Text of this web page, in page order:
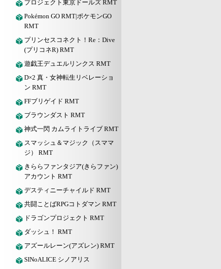
プロジェクト東京ドールズ RMT
Pokémon GO RMT|ポケモンGO
RMT
プリンセスコネクト！Re：Dive
(プリコネR) RMT
遊戯王デュエルリンクス RMT
D×2 真・女神転生リベレーショ
ン RMT
FFブリゲイド RMT
ブラウンダスト RMT
神式一閃 カムライトライブ RMT
スマッシュ＆マジック（スママ
ジ） RMT
きららファンタジア(きらファン)
アカウント RMT
デスティニーチャイルド RMT
共闘ことばRPGコトダマン RMT
ドラゴンプロジェクト RMT
ダッシュ！ RMT
アズールレーン(アズレン) RMT
SINoALICE シノアリス